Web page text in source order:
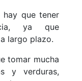
hay que tener
ya que
largo plazo.
tomar mucha
y verduras,